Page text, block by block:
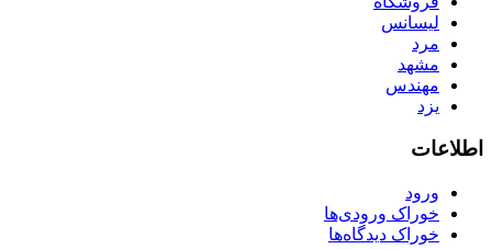
لیسانس
مرد
مشهد
مهندس
یزد
اطلاعات
ورود
خوراک ورودی‌ها
خوراک دیدگاه‌ها